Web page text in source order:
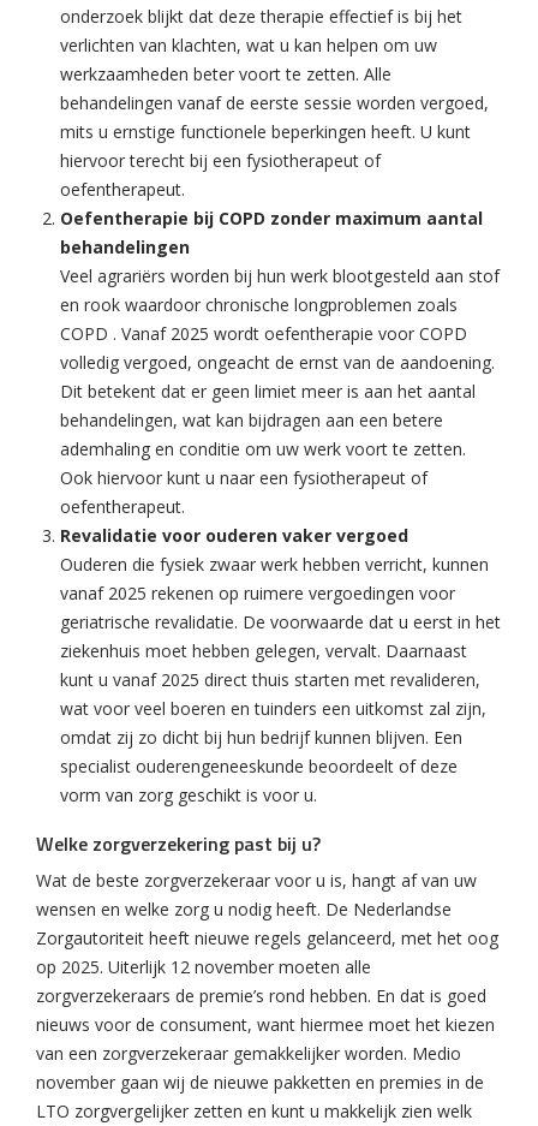
onderzoek blijkt dat deze therapie effectief is bij het
verlichten van klachten, wat u kan helpen om uw
werkzaamheden beter voort te zetten. Alle
behandelingen vanaf de eerste sessie worden vergoed,
mits u ernstige functionele beperkingen heeft. U kunt
hiervoor terecht bij een fysiotherapeut of
oefentherapeut.
Oefentherapie bij COPD zonder maximum aantal
behandelingen
Veel agrariërs worden bij hun werk blootgesteld aan stof
en rook waardoor chronische longproblemen zoals
COPD . Vanaf 2025 wordt oefentherapie voor COPD
volledig vergoed, ongeacht de ernst van de aandoening.
Dit betekent dat er geen limiet meer is aan het aantal
behandelingen, wat kan bijdragen aan een betere
ademhaling en conditie om uw werk voort te zetten.
Ook hiervoor kunt u naar een fysiotherapeut of
oefentherapeut.
Revalidatie voor ouderen vaker vergoed
Ouderen die fysiek zwaar werk hebben verricht, kunnen
vanaf 2025 rekenen op ruimere vergoedingen voor
geriatrische revalidatie. De voorwaarde dat u eerst in het
ziekenhuis moet hebben gelegen, vervalt. Daarnaast
kunt u vanaf 2025 direct thuis starten met revalideren,
wat voor veel boeren en tuinders een uitkomst zal zijn,
omdat zij zo dicht bij hun bedrijf kunnen blijven. Een
specialist ouderengeneeskunde beoordeelt of deze
vorm van zorg geschikt is voor u.
Welke zorgverzekering past bij u?
Wat de beste zorgverzekeraar voor u is, hangt af van uw
wensen en welke zorg u nodig heeft. De Nederlandse
Zorgautoriteit heeft nieuwe regels gelanceerd, met het oog
op 2025. Uiterlijk 12 november moeten alle
zorgverzekeraars de premie’s rond hebben. En dat is goed
nieuws voor de consument, want hiermee moet het kiezen
van een zorgverzekeraar gemakkelijker worden. Medio
november gaan wij de nieuwe pakketten en premies in de
LTO zorgvergelijker zetten en kunt u makkelijk zien welk